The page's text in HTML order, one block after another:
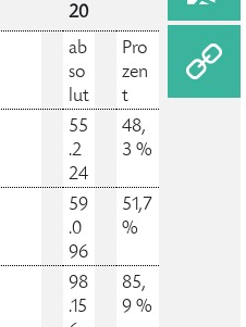
20
ab
so
lut
Pro
zen
t
55
.2
24
48,
3 %
59
.0
96
51,7
%
98
.15
85,
9 %